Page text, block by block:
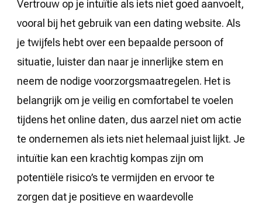
Vertrouw op je intuïtie als iets niet goed aanvoelt,
vooral bij het gebruik van een dating website. Als
je twijfels hebt over een bepaalde persoon of
situatie, luister dan naar je innerlijke stem en
neem de nodige voorzorgsmaatregelen. Het is
belangrijk om je veilig en comfortabel te voelen
tijdens het online daten, dus aarzel niet om actie
te ondernemen als iets niet helemaal juist lijkt. Je
intuïtie kan een krachtig kompas zijn om
potentiële risico’s te vermijden en ervoor te
zorgen dat je positieve en waardevolle